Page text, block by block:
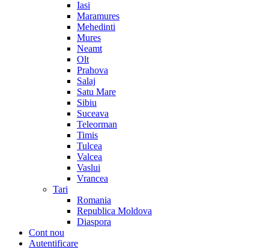
Iasi
Maramures
Mehedinti
Mures
Neamt
Olt
Prahova
Salaj
Satu Mare
Sibiu
Suceava
Teleorman
Timis
Tulcea
Valcea
Vaslui
Vrancea
Tari
Romania
Republica Moldova
Diaspora
Cont nou
Autentificare